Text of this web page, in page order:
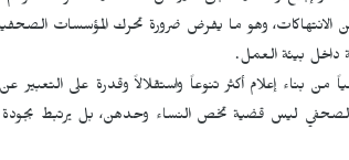
وهو ما يفرض ضرورة تحرك المؤسسات
داخل بيئة العمل.
بناء إعلام أكثر تنوعاً واستقلالاً وقدرة على
ليس قضية تخص النساء وحدهن، بل يرتبط بجودة